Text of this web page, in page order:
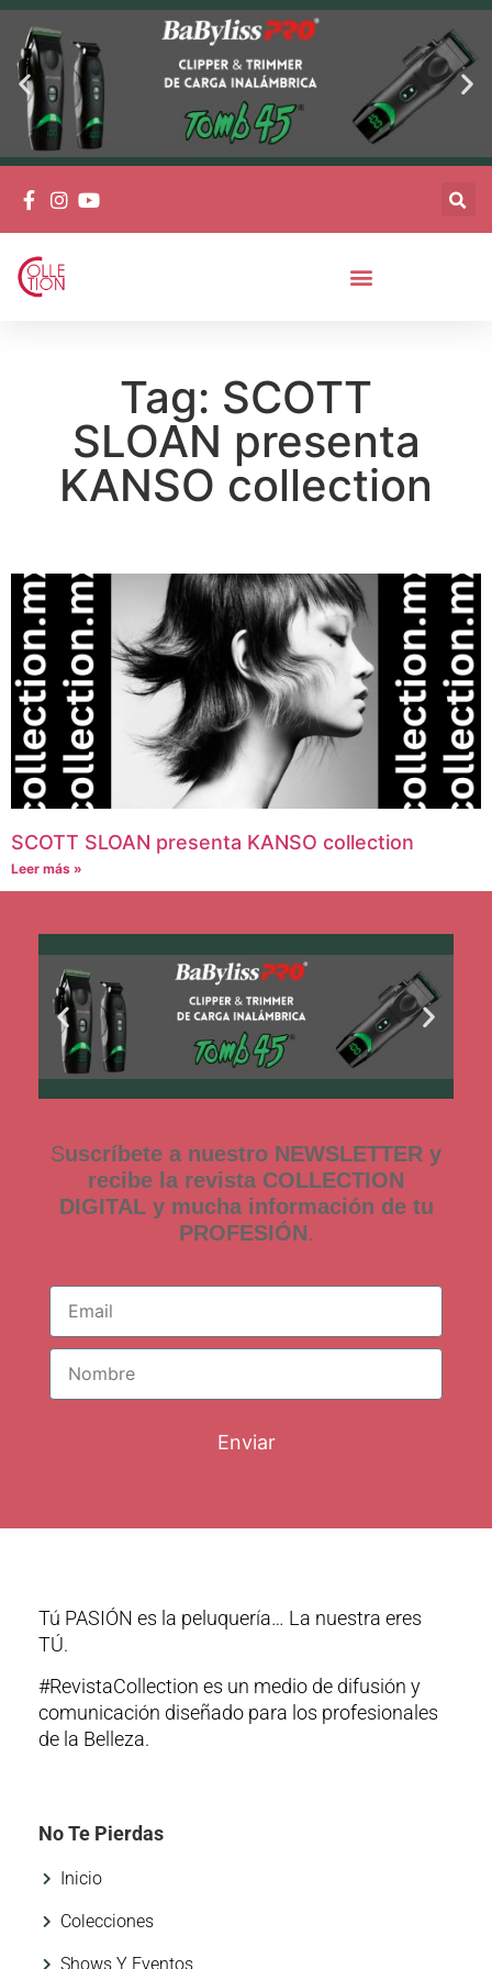
Tag: SCOTT
SLOAN presenta
KANSO collection
SCOTT SLOAN presenta KANSO collection
Leer más »
Suscríbete a nuestro NEWSLETTER y
recibe la revista COLLECTION
DIGITAL y mucha información de tu
PROFESIÓN.
Enviar
Tú PASIÓN es la peluquería… La nuestra eres
TÚ.
#RevistaCollection es un medio de difusión y
comunicación diseñado para los profesionales
de la Belleza.
No Te Pierdas
Inicio
Colecciones
Shows Y Eventos